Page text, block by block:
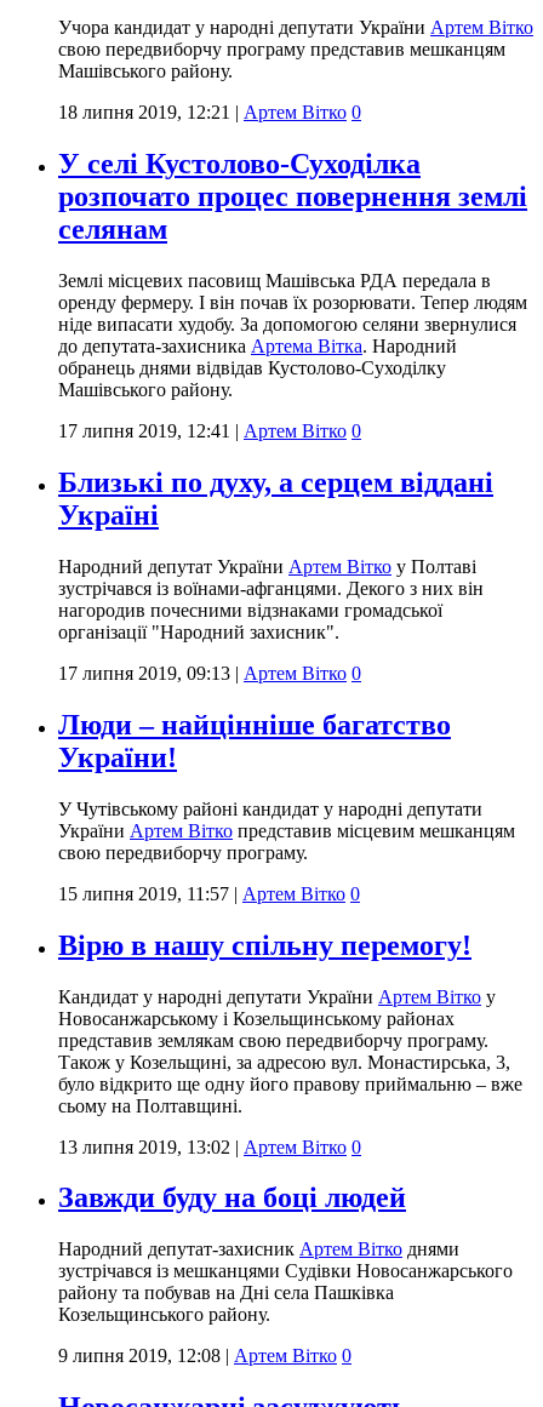
Учора кандидат у народні депутати України Артем Вітко
свою передвиборчу програму представив мешканцям
Машівського району.
18 липня 2019, 12:21 | Артем Вітко 0
У селі Кустолово-Суходілка
розпочато процес повернення землі
селянам
Землі місцевих пасовищ Машівська РДА передала в
оренду фермеру. І він почав їх розорювати. Тепер людям
ніде випасати худобу. За допомогою селяни звернулися
до депутата-захисника Артема Вітка. Народний
обранець днями відвідав Кустолово-Суходілку
Машівського району.
17 липня 2019, 12:41 | Артем Вітко 0
Близькі по духу, а серцем віддані
Україні
Народний депутат України Артем Вітко у Полтаві
зустрічався із воїнами-афганцями. Декого з них він
нагородив почесними відзнаками громадської
організації "Народний захисник".
17 липня 2019, 09:13 | Артем Вітко 0
Люди – найцінніше багатство
України!
У Чутівському районі кандидат у народні депутати
України Артем Вітко представив місцевим мешканцям
свою передвиборчу програму.
15 липня 2019, 11:57 | Артем Вітко 0
Вірю в нашу спільну перемогу!
Кандидат у народні депутати України Артем Вітко у
Новосанжарському і Козельщинському районах
представив землякам свою передвиборчу програму.
Також у Козельщині, за адресою вул. Монастирська, 3,
було відкрито ще одну його правову приймальню – вже
сьому на Полтавщині.
13 липня 2019, 13:02 | Артем Вітко 0
Завжди буду на боці людей
Народний депутат-захисник Артем Вітко днями
зустрічався із мешканцями Судівки Новосанжарського
району та побував на Дні села Пашківка
Козельщинського району.
9 липня 2019, 12:08 | Артем Вітко 0